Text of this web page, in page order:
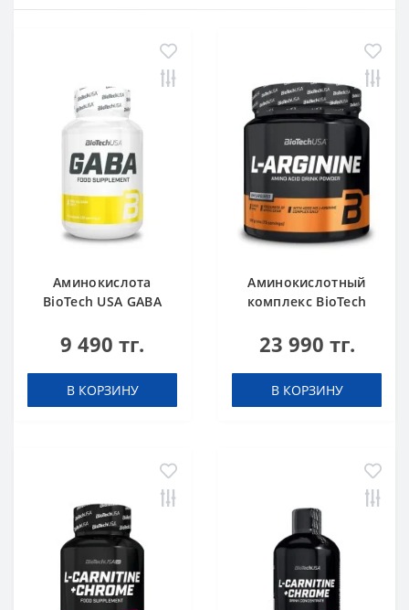
Аминокислота
BioTech USA GABA
капсул
9 490 тг.
В КОРЗИНУ
Аминокислотный
комплекс BioTech
unflavoured 300 g
23 990 тг.
В КОРЗИНУ